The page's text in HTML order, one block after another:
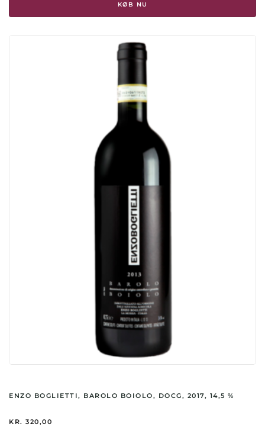
KØB NU
ENZO BOGLIETTI, BAROLO BOIOLO, DOCG, 2017, 14,5 %
KR. 320,00